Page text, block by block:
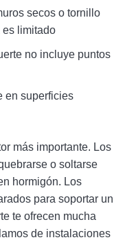
secos o tornillo
limitado
no incluye puntos
en superficies
más importante. Los
o soltarse
hormigón. Los
para soportar un
te ofrecen mucha
de instalaciones